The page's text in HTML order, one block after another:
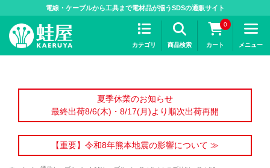
電線・ケーブルから工具まで電材品が揃うSDSの通販サイト
カテゴリ 商品検索
0
カート メニュー
夏季休業のお知らせ
最終出荷8/6(木)・8/17(月)より順次出荷再開
【重要】令和8年熊本地震の影響について ≫